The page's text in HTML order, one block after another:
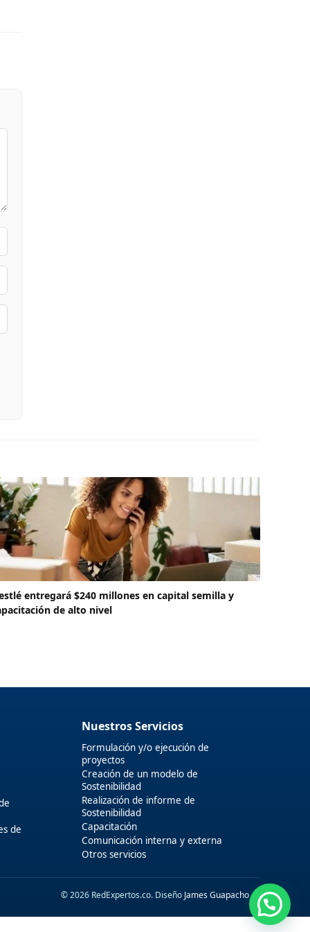
entregará $240 millones en capital semilla y
de alto nivel
de
Nuestros Servicios
Formulación y/o ejecución de
proyectos
Creación de un modelo de
Sostenibilidad
Realización de informe de
Sostenibilidad
Capacitación
Comunicación interna y externa
Otros servicios
© 2026 RedExpertos.co. Diseño James Guapacho